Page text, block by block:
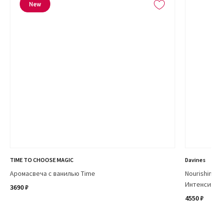
TIME TO CHOOSE MAGIC
Аромасвеча с ванилью Time
3690 ₽
New
Davines
Nourishing
4550 ₽